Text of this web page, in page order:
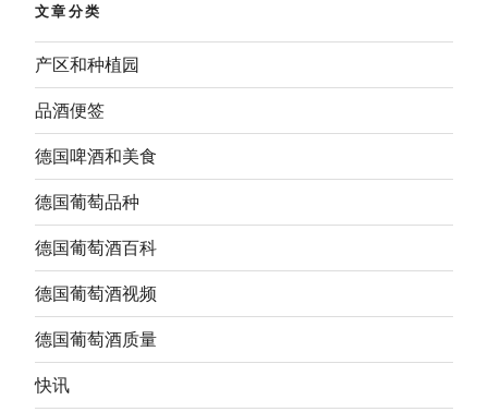
文章分类
产区和种植园
品酒便签
德国啤酒和美食
德国葡萄品种
德国葡萄酒百科
德国葡萄酒视频
德国葡萄酒质量
快讯